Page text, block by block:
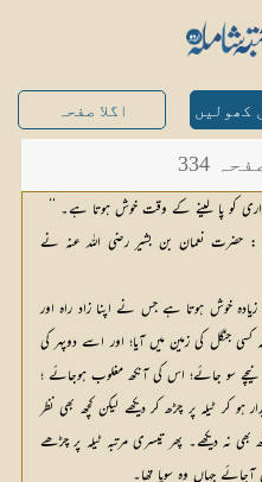
کھولیں اگلا صفحہ
334
کو پا لینے کے وقت خوش ہوتا ہے۔ ‘‘
: حضرت نعمان بن بشیر رضی اللہ عنہ نے
زیادہ خوش ہوتا ہے جس نے اپنا زاد راہ اور
جنگل کی زمین میں آیا؛ اور اسے دوپہر کی
سو جائے؛ اس کی آنکھ مغلوب ہوجائے ؛
کر ٹیلہ پر چڑھ کر دیکھے لیکن کچھ بھی نظر
نہ دیکھے۔ پھر تیسری مرتبہ ٹیلہ پر چڑھے
جہاں وہ سویا تھا۔